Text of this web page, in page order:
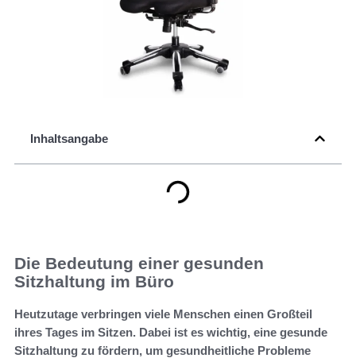
Inhaltsangabe
Die Bedeutung einer gesunden
Sitzhaltung im Büro
Heutzutage verbringen viele Menschen einen Großteil
ihres Tages im Sitzen. Dabei ist es wichtig, eine gesunde
Sitzhaltung zu fördern, um gesundheitliche Probleme